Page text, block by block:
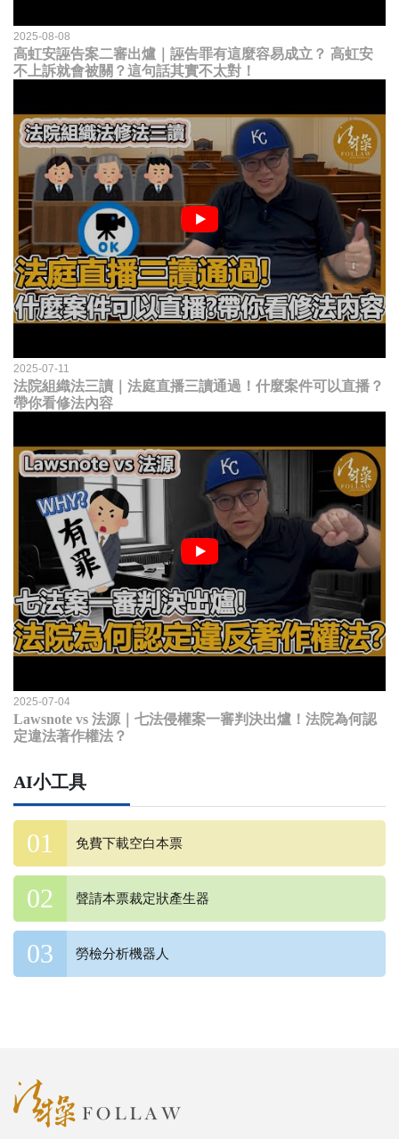
2025-08-08
高虹安誣告案二審出爐｜誣告罪有這麼容易成立？ 高虹安
不上訴就會被關？這句話其實不太對！
2025-07-11
法院組織法三讀｜法庭直播三讀通過！什麼案件可以直播？
帶你看修法內容
2025-07-04
Lawsnote vs 法源｜七法侵權案一審判決出爐！法院為何認
定違法著作權法？
AI小工具
免費下載空白本票
聲請本票裁定狀產生器
勞檢分析機器人